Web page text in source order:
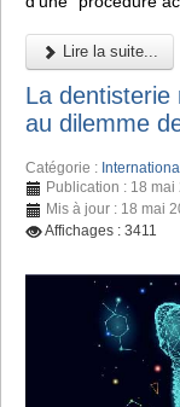
Lire la suite...
La dentisterie
au dilemme
Catégorie :
Publication : 18 mai
Mis à jour : 18 mai
Affichages : 3411